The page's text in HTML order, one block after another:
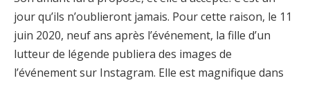
jour qu’ils n’oublieront jamais. Pour cette raison, le 11
juin 2020, neuf ans après l’événement, la fille d’un
lutteur de légende publiera des images de
l’événement sur Instagram. Elle est magnifique dans